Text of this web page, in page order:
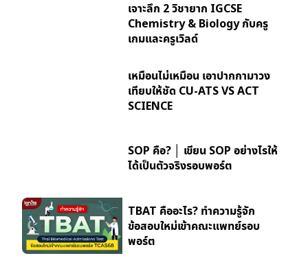
เจาะลึก 2 วิชายาก IGCSE
Chemistry & Biology กับครู
เกมและครูเวิลด์
เหมือนไม่เหมือน เอาปากกามาวง
เทียบให้ชัด CU-ATS VS ACT
SCIENCE
SOP คือ? │ เขียน SOP อย่างไรให้
ได้เป็นตัวจริงรอบพอร์ต
TBAT คืออะไร? ทำความรู้จัก
ข้อสอบใหม่เข้าคณะแพทย์รอบ
พอร์ต